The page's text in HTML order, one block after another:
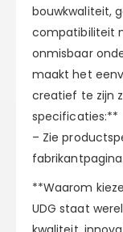
bouwkwaliteit,
compatibiliteit
onmisbaar
maakt het
creatief te zijn
specificaties:**
– Zie
fabrikantpagina.
**Waarom
UDG staat